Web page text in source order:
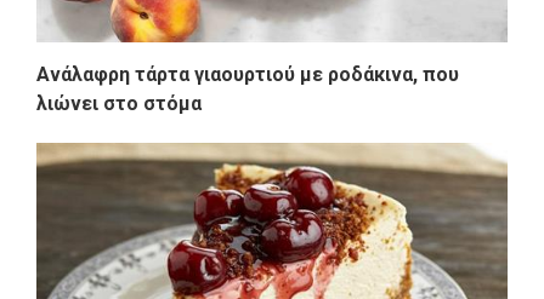
Ανάλαφρη τάρτα γιαουρτιού με ροδάκινα, που
λιώνει στο στόμα